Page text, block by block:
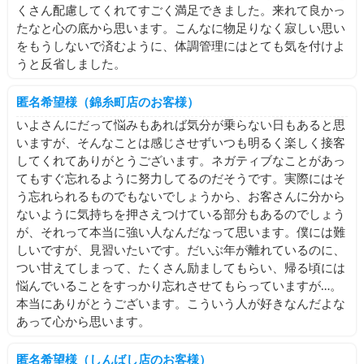
くさん配慮してくれてすごく満足できました。来れて良かっ
たなと心の底から思います。こんなに物足りなく寂しい思い
をもうしないで済むように、体調管理にはとても気を付けよ
うと反省しました。
匿名希望様（錦糸町店のお客様）
いよさんにだって悩みもあれば気分が乗らない日もあると思
いますが、そんなことは感じさせずいつも明るく楽しく接客
してくれてありがとうございます。ネガティブなことがあっ
てもすぐ忘れるように努力してるのだそうです。実際にはそ
う忘れられるものでもないでしょうから、お客さんに分から
ないように気持ちを押さえつけている部分もあるのでしょう
が、それって本当に強い人なんだなって思います。僕には難
しいですが、見習いたいです。だいぶ年が離れているのに、
つい甘えてしまって、たくさん励ましてもらい、帰る頃には
悩んでいることをすっかり忘れさせてもらっていますが…。
本当にありがとうございます。こういう人が好きなんだよな
あって心から思います。
匿名希望様（しんばし店のお客様）